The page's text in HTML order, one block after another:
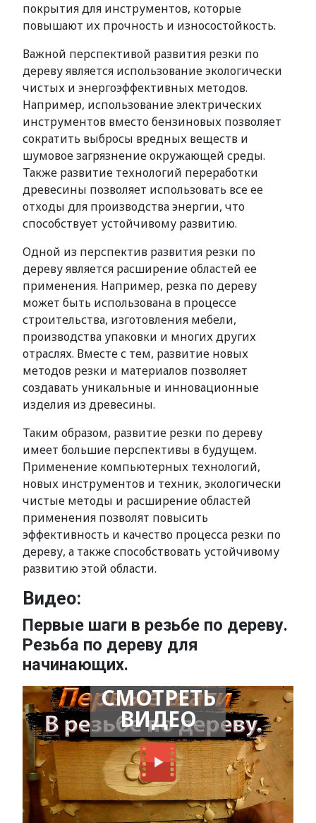
покрытия для инструментов, которые
повышают их прочность и износостойкость.
Важной перспективой развития резки по
дереву является использование экологически
чистых и энергоэффективных методов.
Например, использование электрических
инструментов вместо бензиновых позволяет
сократить выбросы вредных веществ и
шумовое загрязнение окружающей среды.
Также развитие технологий переработки
древесины позволяет использовать все ее
отходы для производства энергии, что
способствует устойчивому развитию.
Одной из перспектив развития резки по
дереву является расширение областей ее
применения. Например, резка по дереву
может быть использована в процессе
строительства, изготовления мебели,
производства упаковки и многих других
отраслях. Вместе с тем, развитие новых
методов резки и материалов позволяет
создавать уникальные и инновационные
изделия из древесины.
Таким образом, развитие резки по дереву
имеет большие перспективы в будущем.
Применение компьютерных технологий,
новых инструментов и техник, экологически
чистые методы и расширение областей
применения позволят повысить
эффективность и качество процесса резки по
дереву, а также способствовать устойчивому
развитию этой области.
Видео:
Первые шаги в резьбе по дереву.
Резьба по дереву для
начинающих.
СМОТРЕТЬ
ВИДЕО